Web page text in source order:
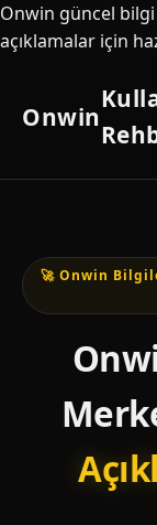
Onwin güncel bilgi
açıklamalar için
Onwin
🚀 Onwin